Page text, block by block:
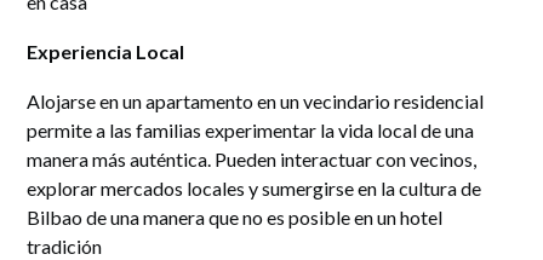
Experiencia Local
Alojarse en un apartamento en un vecindario residencial
permite a las familias experimentar la vida local de una
manera más auténtica. Pueden interactuar con vecinos,
explorar mercados locales y sumergirse en la cultura de
Bilbao de una manera que no es posible en un hotel
tradición